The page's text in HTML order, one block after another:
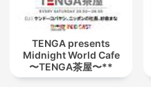
TENGA presents
Midnight World Cafe
〜TENGA茶屋〜**